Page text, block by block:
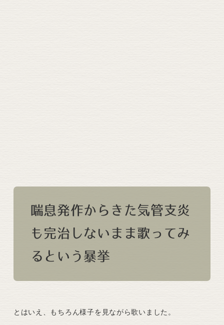
喘息発作からきた気管支炎
も完治しないまま歌ってみ
るという暴挙
とはいえ、もちろん様子を見ながら歌いました。